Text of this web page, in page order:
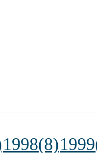
1998(8)